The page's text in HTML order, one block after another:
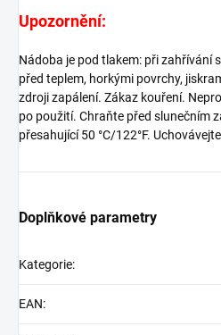
Upozornění:
Nádoba je pod tlakem: při zahřívání
před teplem, horkými povrchy,
zdroji zapálení. Zákaz kouření.
po použití. Chraňte před slunečním
přesahující 50 °C/122°F.
Doplňkové parametry
Kategorie:
EAN: